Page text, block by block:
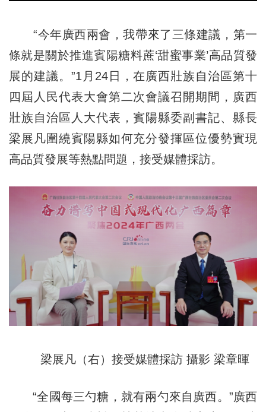
“今年廣西兩會，我帶來了三條建議，第一
條就是關於推進賓陽糖料蔗‘甜蜜事業’高品質發
展的建議。”1月24日，在廣西壯族自治區第十
四屆人民代表大會第二次會議召開期間，廣西
壯族自治區人大代表，賓陽縣委副書記、縣長
梁展凡圍繞賓陽縣如何充分發揮區位優勢實現
高品質發展等熱點問題，接受媒體採訪。
梁展凡（右）接受媒體採訪 攝影 梁章暉
“全國每三勺糖，就有兩勺來自廣西。”廣西